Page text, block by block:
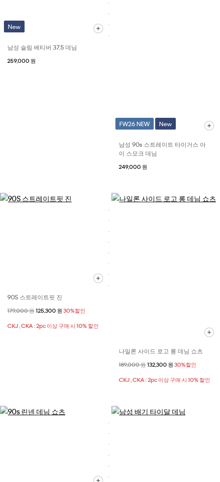
New
남성 슬림 베티버 37.5 데님
259,000 원
FW26 NEW New
남성 90s 스트레이트 타이거스 아
이 스모크 데님
249,000 원
90S 스트레이트핏 진
할인 전 가격
179,000 원 할인된 가격
125,300 원 30%할인
CKJ , CKA : 2pc 이상 구매 시 10% 할인
나일론 사이드 로고 롱 데님 쇼츠
할인 전 가격
189,000 원할인된 가격
132,300 원 30%할인
CKJ , CKA : 2pc 이상 구매 시 10% 할인